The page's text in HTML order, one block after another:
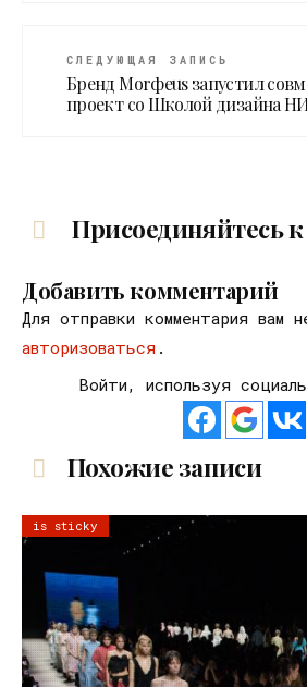
СЛЕДУЮЩАЯ ЗАПИСЬ
Бренд Morфeus запустил
проект со Школой дизайна
Присоединяйтесь
Добавить комментарий
Для отправки комментария вам
авторизоваться .
Войти, используя
Похожие записи
is sticky